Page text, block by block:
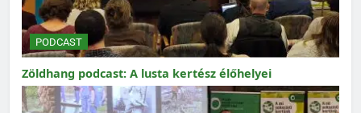
PODCAST
Zöldhang podcast: A lusta kertész élőhelyei